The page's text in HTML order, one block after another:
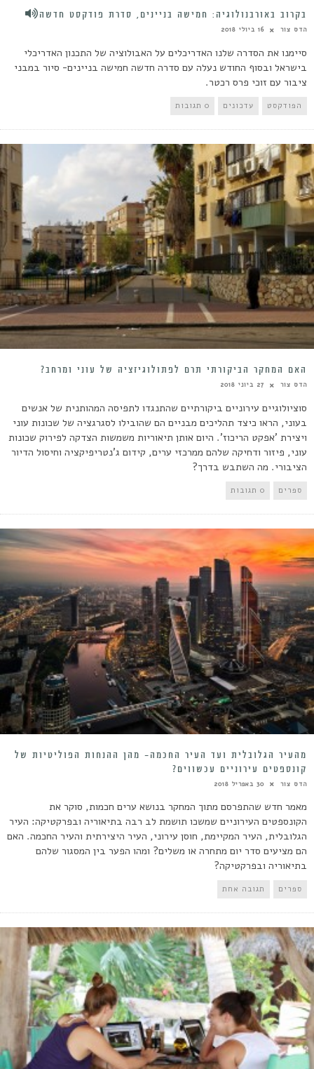
בקרוב באורבנולוגיה: חמישה בניינים, סדרת פודקסט חדשה
הדס צור 16 ביולי 2018
סיימנו את הסדרה שלנו האדריכלים על האבולוציה של התכנון האדריכלי
בישראל ובסוף החודש נעלה עם סדרה חדשה חמישה בניינים- סיור במבני
ציבור עם זוכי פרס רכטר.
הפודקסט עדכונים 0 תגובות
האם המחקר הביקורתי תרם לפתולוגיזציה של עוני ומרחב?
הדס צור 27 ביוני 2018
סוציולוגיים עירוניים ביקורתיים שהתנגדו לתפיסה המהותנית של אנשים
בעוני, הראו כיצד תהליכים מבניים הם שהובילו לסגרגציה של שכונות עוני
ויצירת 'אפקט הריכוז'. היום אותן תיאוריות משמשות הצדקה לפירוק שכונות
עוני, פיזור ודחיקה שלהם ממרכזי ערים, קידום ג'נטריפיקציה וחיסול הדיור
הציבורי. מה השתבש בדרך?
ספרים 0 תגובות
מהעיר הגלובלית ועד העיר החכמה- מהן ההנחות הפוליטיות של
קונספטים עירוניים עכשווים?
הדס צור 30 באפריל 2018
מאמר חדש שהתפרסם מתוך המחקר בנושא ערים חכמות, סוקר את
הקונספטים העירוניים שמשכו תושמת לב רבה בתיאוריה ובפרקטיקה: העיר
הגלובלית, העיר המקיימת, חוסן עירוני, העיר היצירתית והעיר החכמה. האם
הם מציעים סדר יום מתחרה או משלים? ומהו הפער בין המסגור שלהם
בתיאוריה ובפרקטיקה?
ספרים תגובה אחת